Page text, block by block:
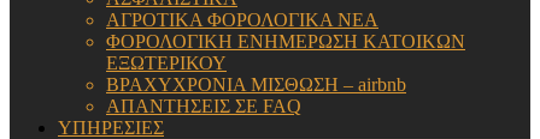
ΑΓΡΟΤΙΚΑ ΦΟΡΟΛΟΓΙΚΑ ΝΕΑ
ΦΟΡΟΛΟΓΙΚΗ ΕΝΗΜΕΡΩΣΗ ΚΑΤΟΙΚΩΝ
ΕΞΩΤΕΡΙΚΟΥ
ΒΡΑΧΥΧΡΟΝΙΑ ΜΙΣΘΩΣΗ – airbnb
ΑΠΑΝΤΗΣΕΙΣ ΣΕ FAQ
ΥΠΗΡΕΣΙΕΣ